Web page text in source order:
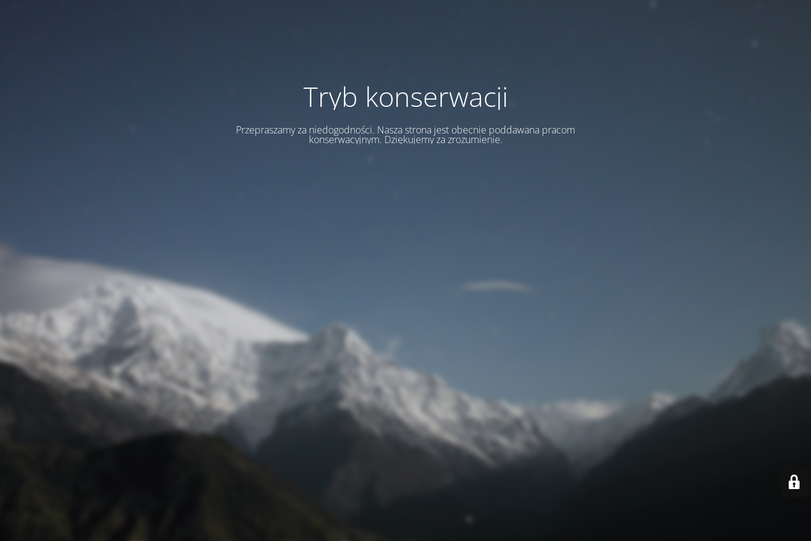
Tryb konserwacji
Przepraszamy za niedogodności. Nasza strona jest obecnie poddawana pracom
konserwacyjnym. Dziękujemy za zrozumienie.